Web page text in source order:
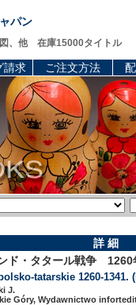
パン
図、他 在庫15000タイトル
請求 ご注文方法
詳 細
ド・タタール戦争 1260
tatarskie 1260-1341.
J.
Góry, Wydawnictwo